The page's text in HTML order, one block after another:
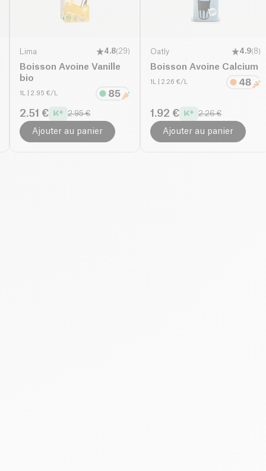
Lima 4.8(29)
Boisson Avoine Vanille
bio
1L | 2.95 €/L
2.51 € 2.95 €
Ajouter au panier
Oatly 4.9(8)
Boisson Avoine Calcium
1L | 2.26 €/L
1.92 € 2.26 €
Ajouter au panier